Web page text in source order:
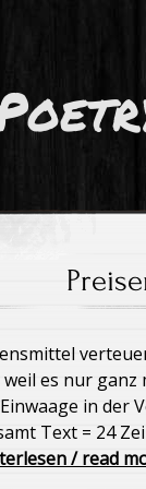
weil es nur
in der
Text = 24
/ read